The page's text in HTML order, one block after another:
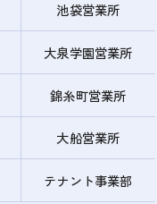
池袋営業所
大泉学園営業所
錦糸町営業所
大船営業所
テナント事業部